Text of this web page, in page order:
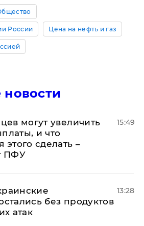
России Цена на нефть и газ
могут увеличить
и что
сделать –
ПФУ
15:49
без продуктов
атак
13:28